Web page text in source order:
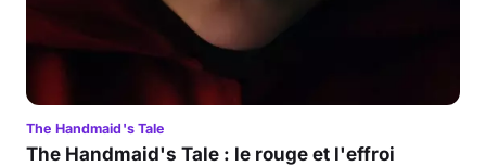
The Handmaid's Tale
The Handmaid's Tale : le rouge et l'effroi